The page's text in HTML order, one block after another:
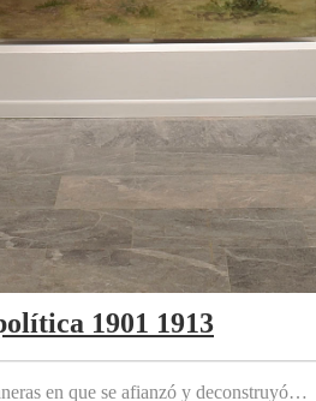
1901 1913
en que se afianzó y deconstruyó…